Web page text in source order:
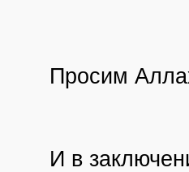
Просим
И в